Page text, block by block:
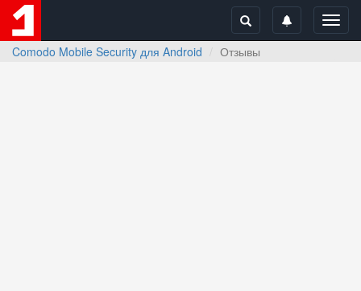
Comodo Mobile Security для Android
Отзывы